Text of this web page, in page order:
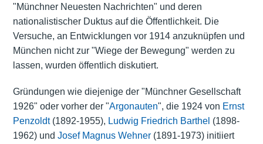
"Münchner Neuesten Nachrichten" und deren
nationalistischer Duktus auf die Öffentlichkeit. Die
Versuche, an Entwicklungen vor 1914 anzuknüpfen und
München nicht zur "Wiege der Bewegung" werden zu
lassen, wurden öffentlich diskutiert.
Gründungen wie diejenige der "Münchner Gesellschaft
1926" oder vorher der "Argonauten", die 1924 von Ernst
Penzoldt(1892-1955), Ludwig Friedrich Barthel (1898-
1962) und Josef Magnus Wehner(1891-1973) initiiert